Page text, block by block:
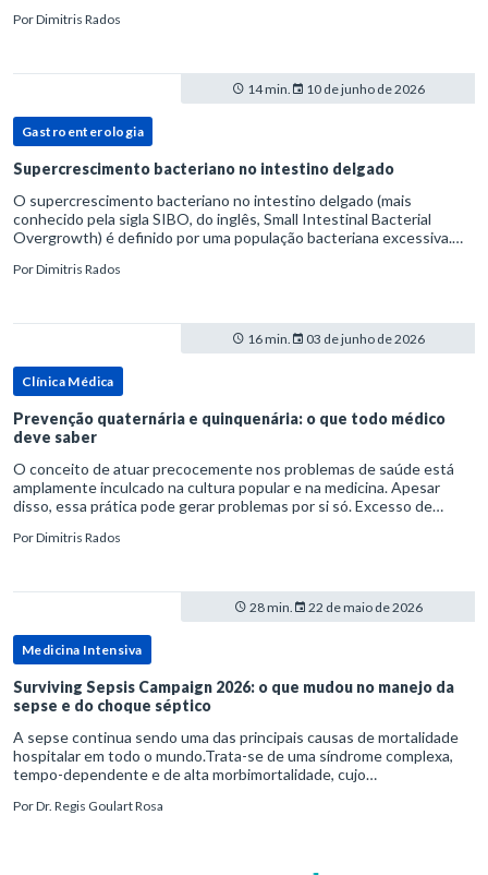
PorDimitris Rados
14 min. 10 de junho de 2026
Gastroenterologia
Supercrescimento bacteriano no intestino delgado
O supercrescimento bacteriano no intestino delgado (mais
conhecido pela sigla SIBO, do inglês, Small Intestinal Bacterial
Overgrowth) é definido por uma população bacteriana excessiva.
PorDimitris Rados
16 min. 03 de junho de 2026
Clínica Médica
Prevenção quaternária e quinquenária: o que todo médico
deve saber
O conceito de atuar precocemente nos problemas de saúde está
amplamente inculcado na cultura popular e na medicina. Apesar
disso, essa prática pode gerar problemas por si só. Excesso de
PorDimitris Rados
28 min. 22 de maio de 2026
Medicina Intensiva
Surviving Sepsis Campaign 2026: o que mudou no manejo da
sepse e do choque séptico
A sepse continua sendo uma das principais causas de mortalidade
hospitalar em todo o mundo.Trata-se de uma síndrome complexa,
tempo-dependente e de alta morbimortalidade, cujo
para o desfe
PorDr. Regis Goulart Rosa